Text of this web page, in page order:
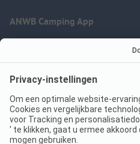
ANWB Camping App
Imprint
Jouw privacy